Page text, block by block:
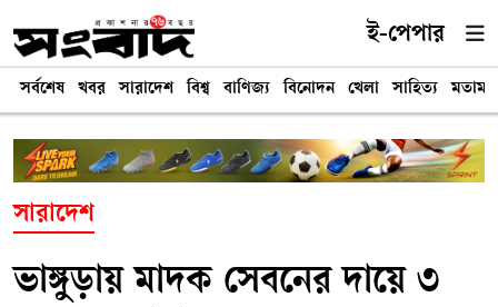
ই-পেপার
সর্বশেষ খবর সারাদেশ বিশ্ব বাণিজ্য বিনোদন খেলা সাহিত্য মতামত
সারাদেশ
ভাঙ্গুড়ায় মাদক সেবনের দায়ে ৩